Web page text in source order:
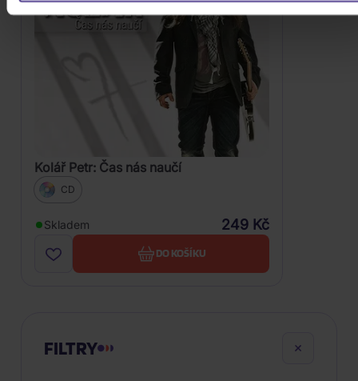
Kolář Petr: Čas nás naučí
CD
Skladem 249 Kč
DO KOŠÍKU
FILTRY